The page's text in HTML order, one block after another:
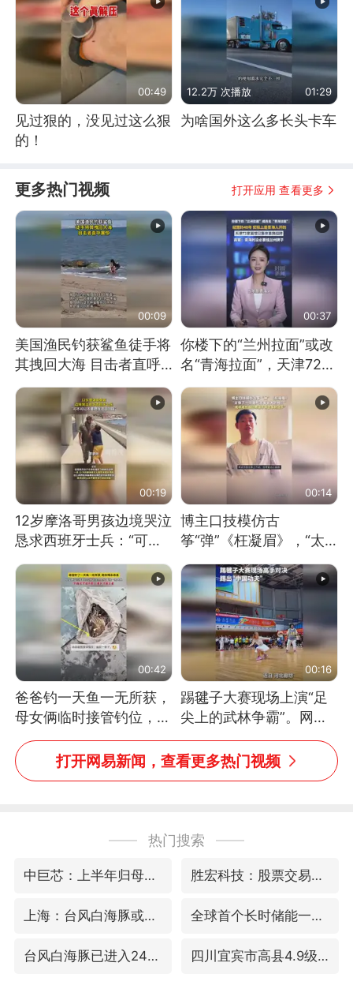
00:49
见过狠的，没见过这么狠
的！
12.2万 次播放 01:29
为啥国外这么多长头卡车
更多热门视频 打开应用 查看更多
00:09
美国渔民钓获鲨鱼徒手将
其拽回大海 目击者直呼
震惊 （视频来源：参考
消息）
00:37
你楼下的“兰州拉面”或改
名“青海拉面”，天津72家
面馆已集体更换招牌
00:19
12岁摩洛哥男孩边境哭泣
恳求西班牙士兵：“可不
可以不要把我遣返回国”
00:14
博主口技模仿古
筝“弹”《枉凝眉》，“太
像了～你是吃古筝长大的
吗？”“或将成为首位考级
不带古筝的选手。”（来
源：新华每日电讯）
00:42
爸爸钓一天鱼一无所获，
母女俩临时接管钓位，用
玩具鱼竿钓上大鱼
00:16
踢毽子大赛现场上演“足
尖上的武林争霸”。网
友：这哪是踢毽子，分明
是武侠片现场！#睡个好
打开网易新闻，查看更多热门视频
热门搜索
中巨芯：上半年归母净利润1405.77万元 胜宏科技：股票交易异常波动
上海：台风白海豚或将带来龙卷风 全球首个长时储能一体化产业园量产
台风白海豚已进入24小时警戒线 四川宜宾市高县4.9级地震致1人死亡